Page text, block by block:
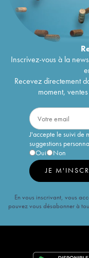
Inscrivez-vous à la
Recevez directement
moment,
J'accepte le suivi de
suggestions
Oui
Non
JE
En vous inscrivant, vous
pouvez vous désabonner à